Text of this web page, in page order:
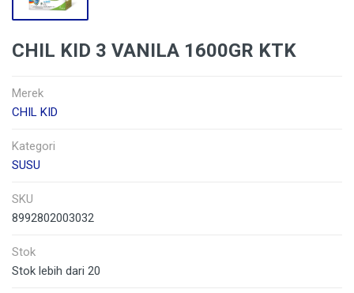
CHIL KID 3 VANILA 1600GR KTK
Merek
CHIL KID
Kategori
SUSU
SKU
8992802003032
Stok
Stok lebih dari 20